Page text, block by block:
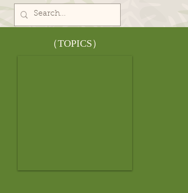
​（TOPICS）